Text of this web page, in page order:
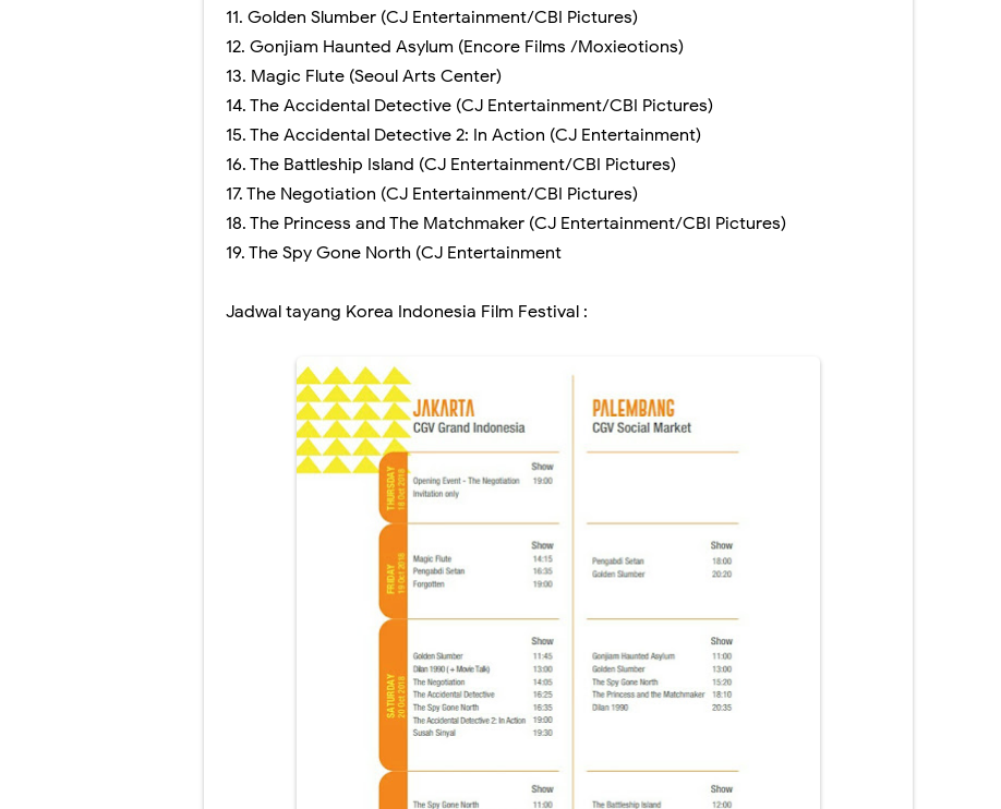
11. Golden Slumber (CJ Entertainment/CBI Pictures)
12. Gonjiam Haunted Asylum (Encore Films /Moxieotions)
13. Magic Flute (Seoul Arts Center)
14. The Accidental Detective (CJ Entertainment/CBI Pictures)
15. The Accidental Detective 2: In Action (CJ Entertainment)
16. The Battleship Island (CJ Entertainment/CBI Pictures)
17. The Negotiation (CJ Entertainment/CBI Pictures)
18. The Princess and The Matchmaker (CJ Entertainment/CBI Pictures)
19. The Spy Gone North (CJ Entertainment
Jadwal tayang Korea Indonesia Film Festival :